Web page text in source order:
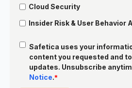
Cloud Security
Insider Risk & User Behavior
Safetica uses your
content you requested and
updates. Unsubscribe
Notice.*